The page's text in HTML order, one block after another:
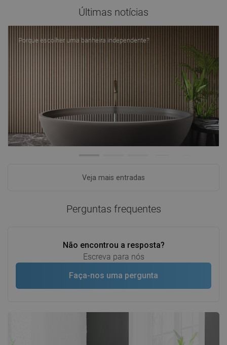
Últimas notícias
Porque escolher uma banheira independente?
Veja mais entradas
Perguntas frequentes
Não encontrou a resposta?
Escreva para nós
Faça-nos uma pergunta